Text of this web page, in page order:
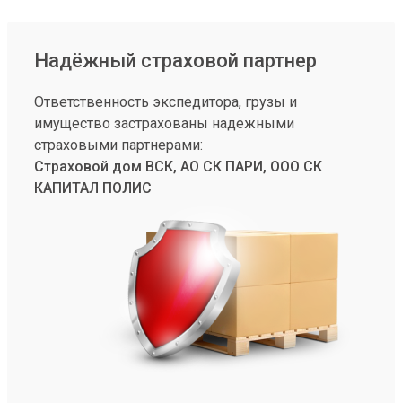
Надёжный страховой партнер
Ответственность экспедитора, грузы и
имущество застрахованы надежными
страховыми партнерами:
Страховой дом ВСК, АО СК ПАРИ, ООО СК
КАПИТАЛ ПОЛИС